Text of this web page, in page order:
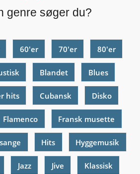
genre søger du?
60'er 70'er 80'er
Blandet Blues
hits Cubansk Disko
Flamenco Fransk musette
Hits Hyggemusik
Jazz Jive Klassisk